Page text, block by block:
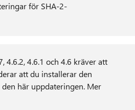
för SHA-2-
4.6.2, 4.6.1 och 4.6 kräver att
att du installerar den
här uppdateringen. Mer